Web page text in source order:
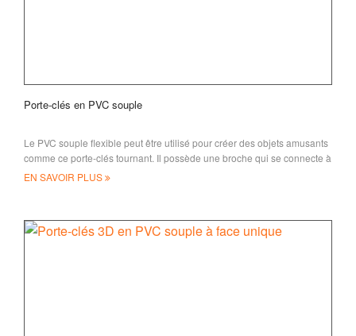
Porte-clés en PVC souple
Le PVC souple flexible peut être utilisé pour créer des objets amusants
comme ce porte-clés tournant. Il possède une broche qui se connecte à
une pièce au centre
EN SAVOIR PLUS